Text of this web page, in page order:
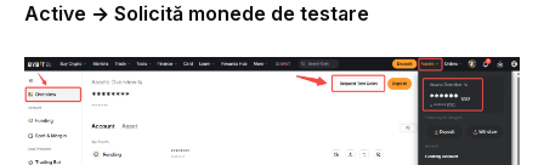
Active → Solicită monede de testare